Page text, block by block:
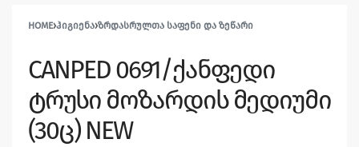
HOME›ᲰᲘᲒᲘᲔᲜᲐ›ᲖᲠᲓᲐᲡᲠᲣᲚᲗᲐ ᲡᲐᲤᲔᲜᲘ ᲓᲐ ᲖᲔᲬᲐᲠᲘ
CANPED 0691/ქანფედი
ტრუსი მოზარდის მედიუმი
(30ც) NEW